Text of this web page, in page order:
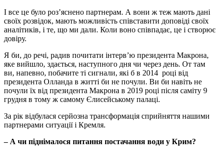
І все це було роз’яснено партнерам. А вони ж теж мають дані
своїх розвідок, мають можливість співставити доповіді своїх
аналітиків, і те, що ми дали. Коли воно співпадає, це і створює
довіру.
Я би, до речі, радив почитати інтерв’ю президента Макрона,
яке вийшло, здається, наступного дня чи через день. От там
ви, напевно, побачите ті сигнали, які б в 2014 році від
президента Олланда в житті би не почули. Ви би навіть не
почули їх від президента Макрона в 2019 році після саміту 9
грудня в тому ж самому Єлисейському палаці.
За рік відбулася серйозна трансформація сприйняття нашими
партнерами ситуації і Кремля.
– А чи піднімалося питання постачання води у Крим?